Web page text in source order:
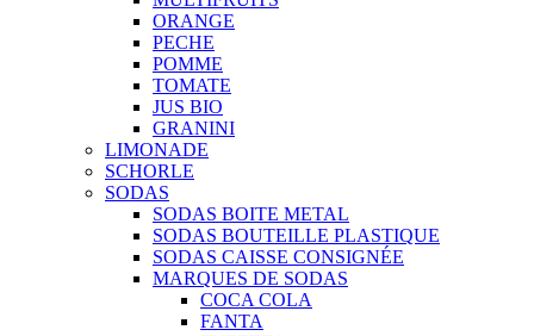
ORANGE
PECHE
POMME
TOMATE
JUS BIO
GRANINI
LIMONADE
SCHORLE
SODAS
SODAS BOITE METAL
SODAS BOUTEILLE PLASTIQUE
SODAS CAISSE CONSIGNÉE
MARQUES DE SODAS
COCA COLA
FANTA